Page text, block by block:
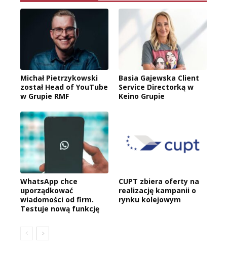
Michał Pietrzykowski
został Head of YouTube
w Grupie RMF
Basia Gajewska Client
Service Directorką w
Keino Grupie
WhatsApp chce
uporządkować
wiadomości od firm.
Testuje nową funkcję
CUPT zbiera oferty na
realizację kampanii o
rynku kolejowym